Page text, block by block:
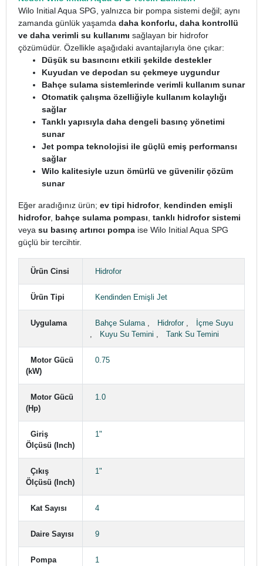
Wilo Initial Aqua SPG, yalnızca bir pompa sistemi değil; aynı
zamanda günlük yaşamda daha konforlu, daha kontrollü
ve daha verimli su kullanımı sağlayan bir hidrofor
çözümüdür. Özellikle aşağıdaki avantajlarıyla öne çıkar:
Düşük su basıncını etkili şekilde destekler
Kuyudan ve depodan su çekmeye uygundur
Bahçe sulama sistemlerinde verimli kullanım sunar
Otomatik çalışma özelliğiyle kullanım kolaylığı
sağlar
Tanklı yapısıyla daha dengeli basınç yönetimi
sunar
Jet pompa teknolojisi ile güçlü emiş performansı
sağlar
Wilo kalitesiyle uzun ömürlü ve güvenilir çözüm
sunar
Eğer aradığınız ürün; ev tipi hidrofor, kendinden emişli
hidrofor, bahçe sulama pompası tanklı hidrofor sistemi
veya su basınç artırıcı pompa ise Wilo Initial Aqua SPG
güçlü bir tercihtir.
Ürün Cinsi Hidrofor
Ürün Tipi Kendinden Emişli Jet
Uygulama Bahçe Sulama, Hidrofor,
İçme Suyu
,
Kuyu Su Temini , Tank Su Temini
Motor Gücü
(kW)
0.75
Motor Gücü
(Hp)
1.0
Giriş
Ölçüsü (Inch)
1"
Çıkış
Ölçüsü (Inch)
1"
Kat Sayısı 4
Daire Sayısı 9
Pompa
1